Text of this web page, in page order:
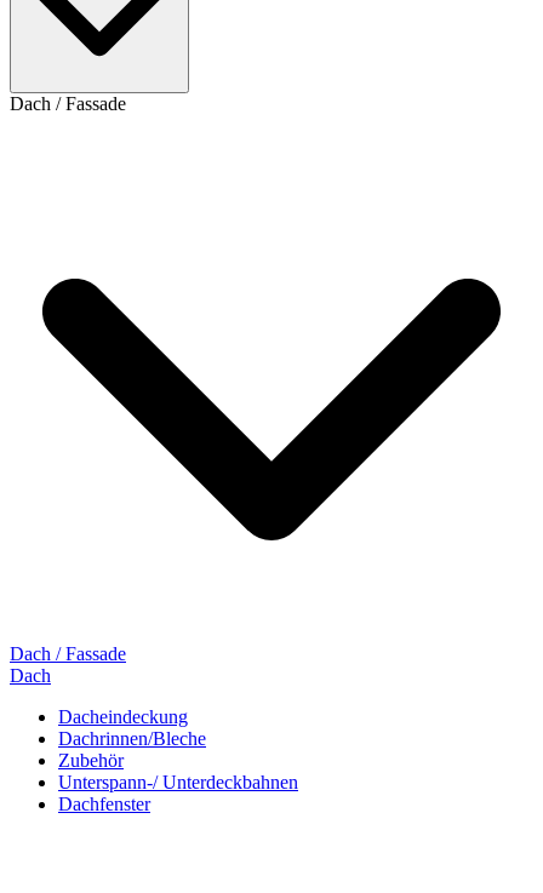
Dach / Fassade
Dach / Fassade
Dach
Dacheindeckung
Dachrinnen/Bleche
Zubehör
Unterspann-/ Unterdeckbahnen
Dachfenster